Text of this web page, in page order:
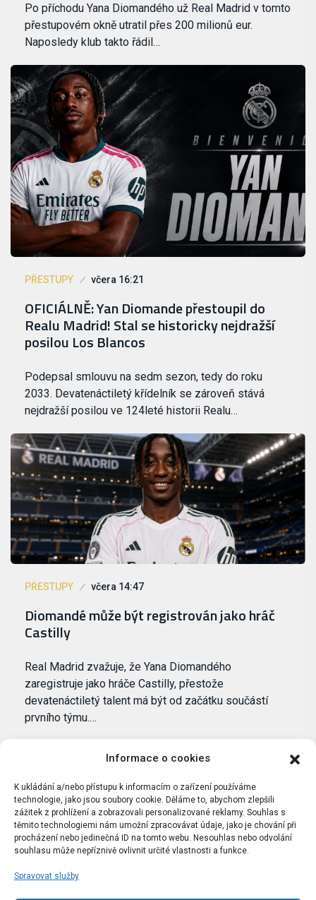
Informace o cookies
K ukládání a/nebo přístupu k informacím o zařízení používáme
technologie, jako jsou soubory cookie. Děláme to, abychom zlepšili
zážitek z prohlížení a zobrazovali personalizované reklamy. Souhlas s
těmito technologiemi nám umožní zpracovávat údaje, jako je chování při
procházení nebo jedinečná ID na tomto webu. Nesouhlas nebo odvolání
souhlasu může nepříznivě ovlivnit určité vlastnosti a funkce.
Spravovat služby
Po příchodu Yana Diomandého už Real Madrid v tomto
přestupovém okně utratil přes 200 milionů eur.
Naposledy klub takto řádil…
PŘESTUPY včera 16:21
OFICIÁLNĚ: Yan Diomande přestoupil do
Realu Madrid! Stal se historicky nejdražší
posilou Los Blancos
Podepsal smlouvu na sedm sezon, tedy do roku
2033. Devatenáctiletý křídelník se zároveň stává
nejdražší posilou ve 124leté historii Realu…
PŘESTUPY včera 14:47
Diomandé může být registrován jako hráč
Castilly
Real Madrid zvažuje, že Yana Diomandého
zaregistruje jako hráče Castilly, přestože
devatenáctiletý talent má být od začátku součástí
prvního týmu.…